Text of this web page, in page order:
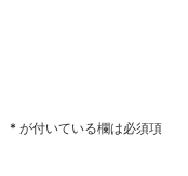
* が付いている欄は必須項